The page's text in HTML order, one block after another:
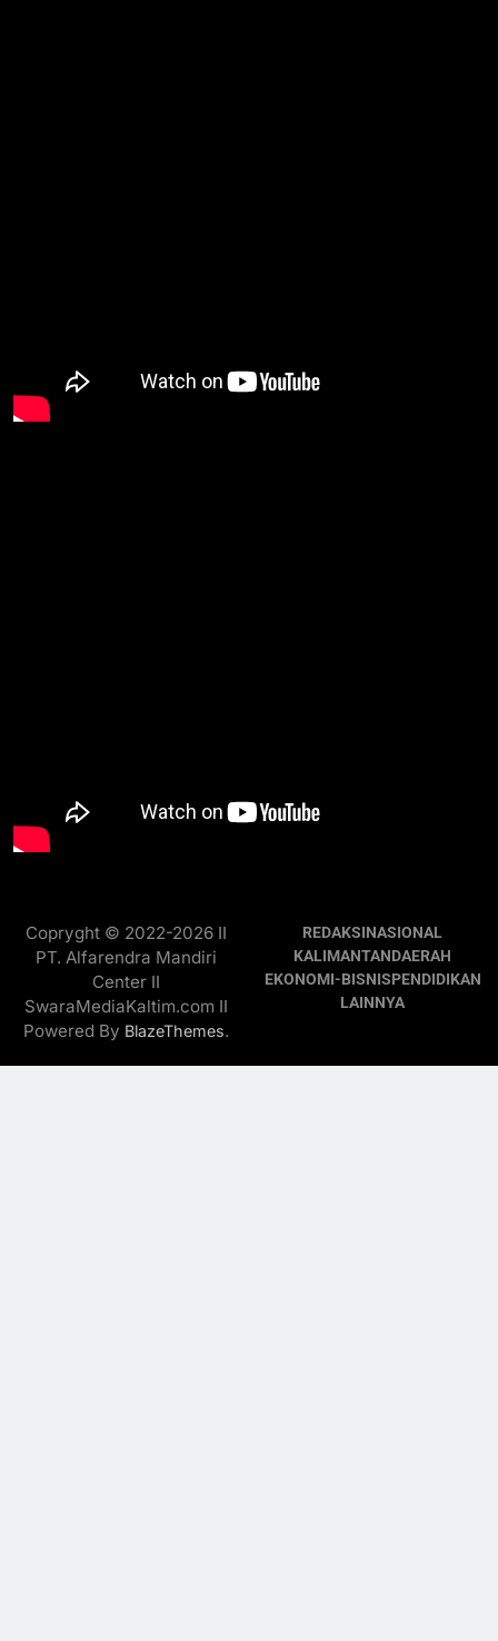
Copryght © 2022-2026 II
PT. Alfarendra Mandiri
Center II
SwaraMediaKaltim.com II
Powered By BlazeThemes.
REDAKSINASIONAL
KALIMANTANDAERAH
EKONOMI-BISNISPENDIDIKAN
LAINNYA